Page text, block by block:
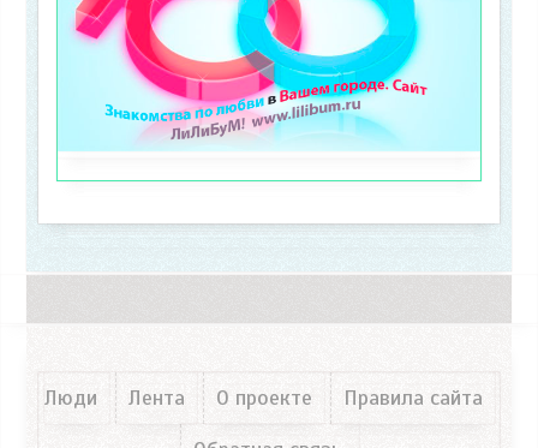
Люди Лента О проекте
Правила сайта